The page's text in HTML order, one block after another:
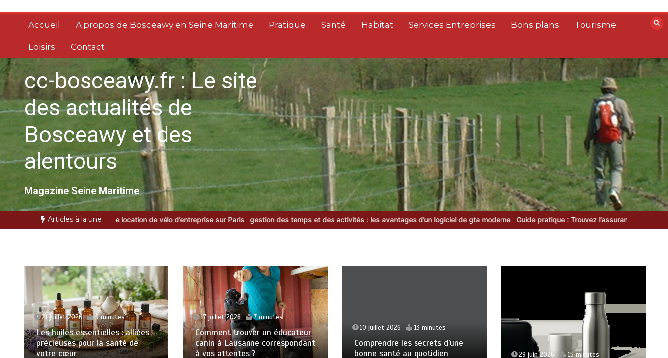
contenuAccueil A propos de Bosceawy en Seine Maritime Pratique Santé Habitat Services Entreprises Bons plans Tourisme
Loisirs Contact
cc-bosceawy.fr : Le site
des actualités de
Bosceawy et des
alentours
Magazine Seine Maritime
Articles à la une
service de location de vélo d’entreprise sur Paris gestion des temps et des activités : les avantages d’un logiciel de gta moderne Guide pratique : Trouvez l’assurance idéale en un clic grâce au
21 juillet 2026 9 minutes
Les huiles essentielles : alliées
précieuses pour la santé de
votre cœur
17 juillet 2026 7 minutes
Comment trouver un éducateur
canin à Lausanne correspondant
à vos attentes ?
10 juillet 2026 13 minutes
Comprendre les secrets d’une
bonne santé au quotidien
29 juin 2026 15 minutes